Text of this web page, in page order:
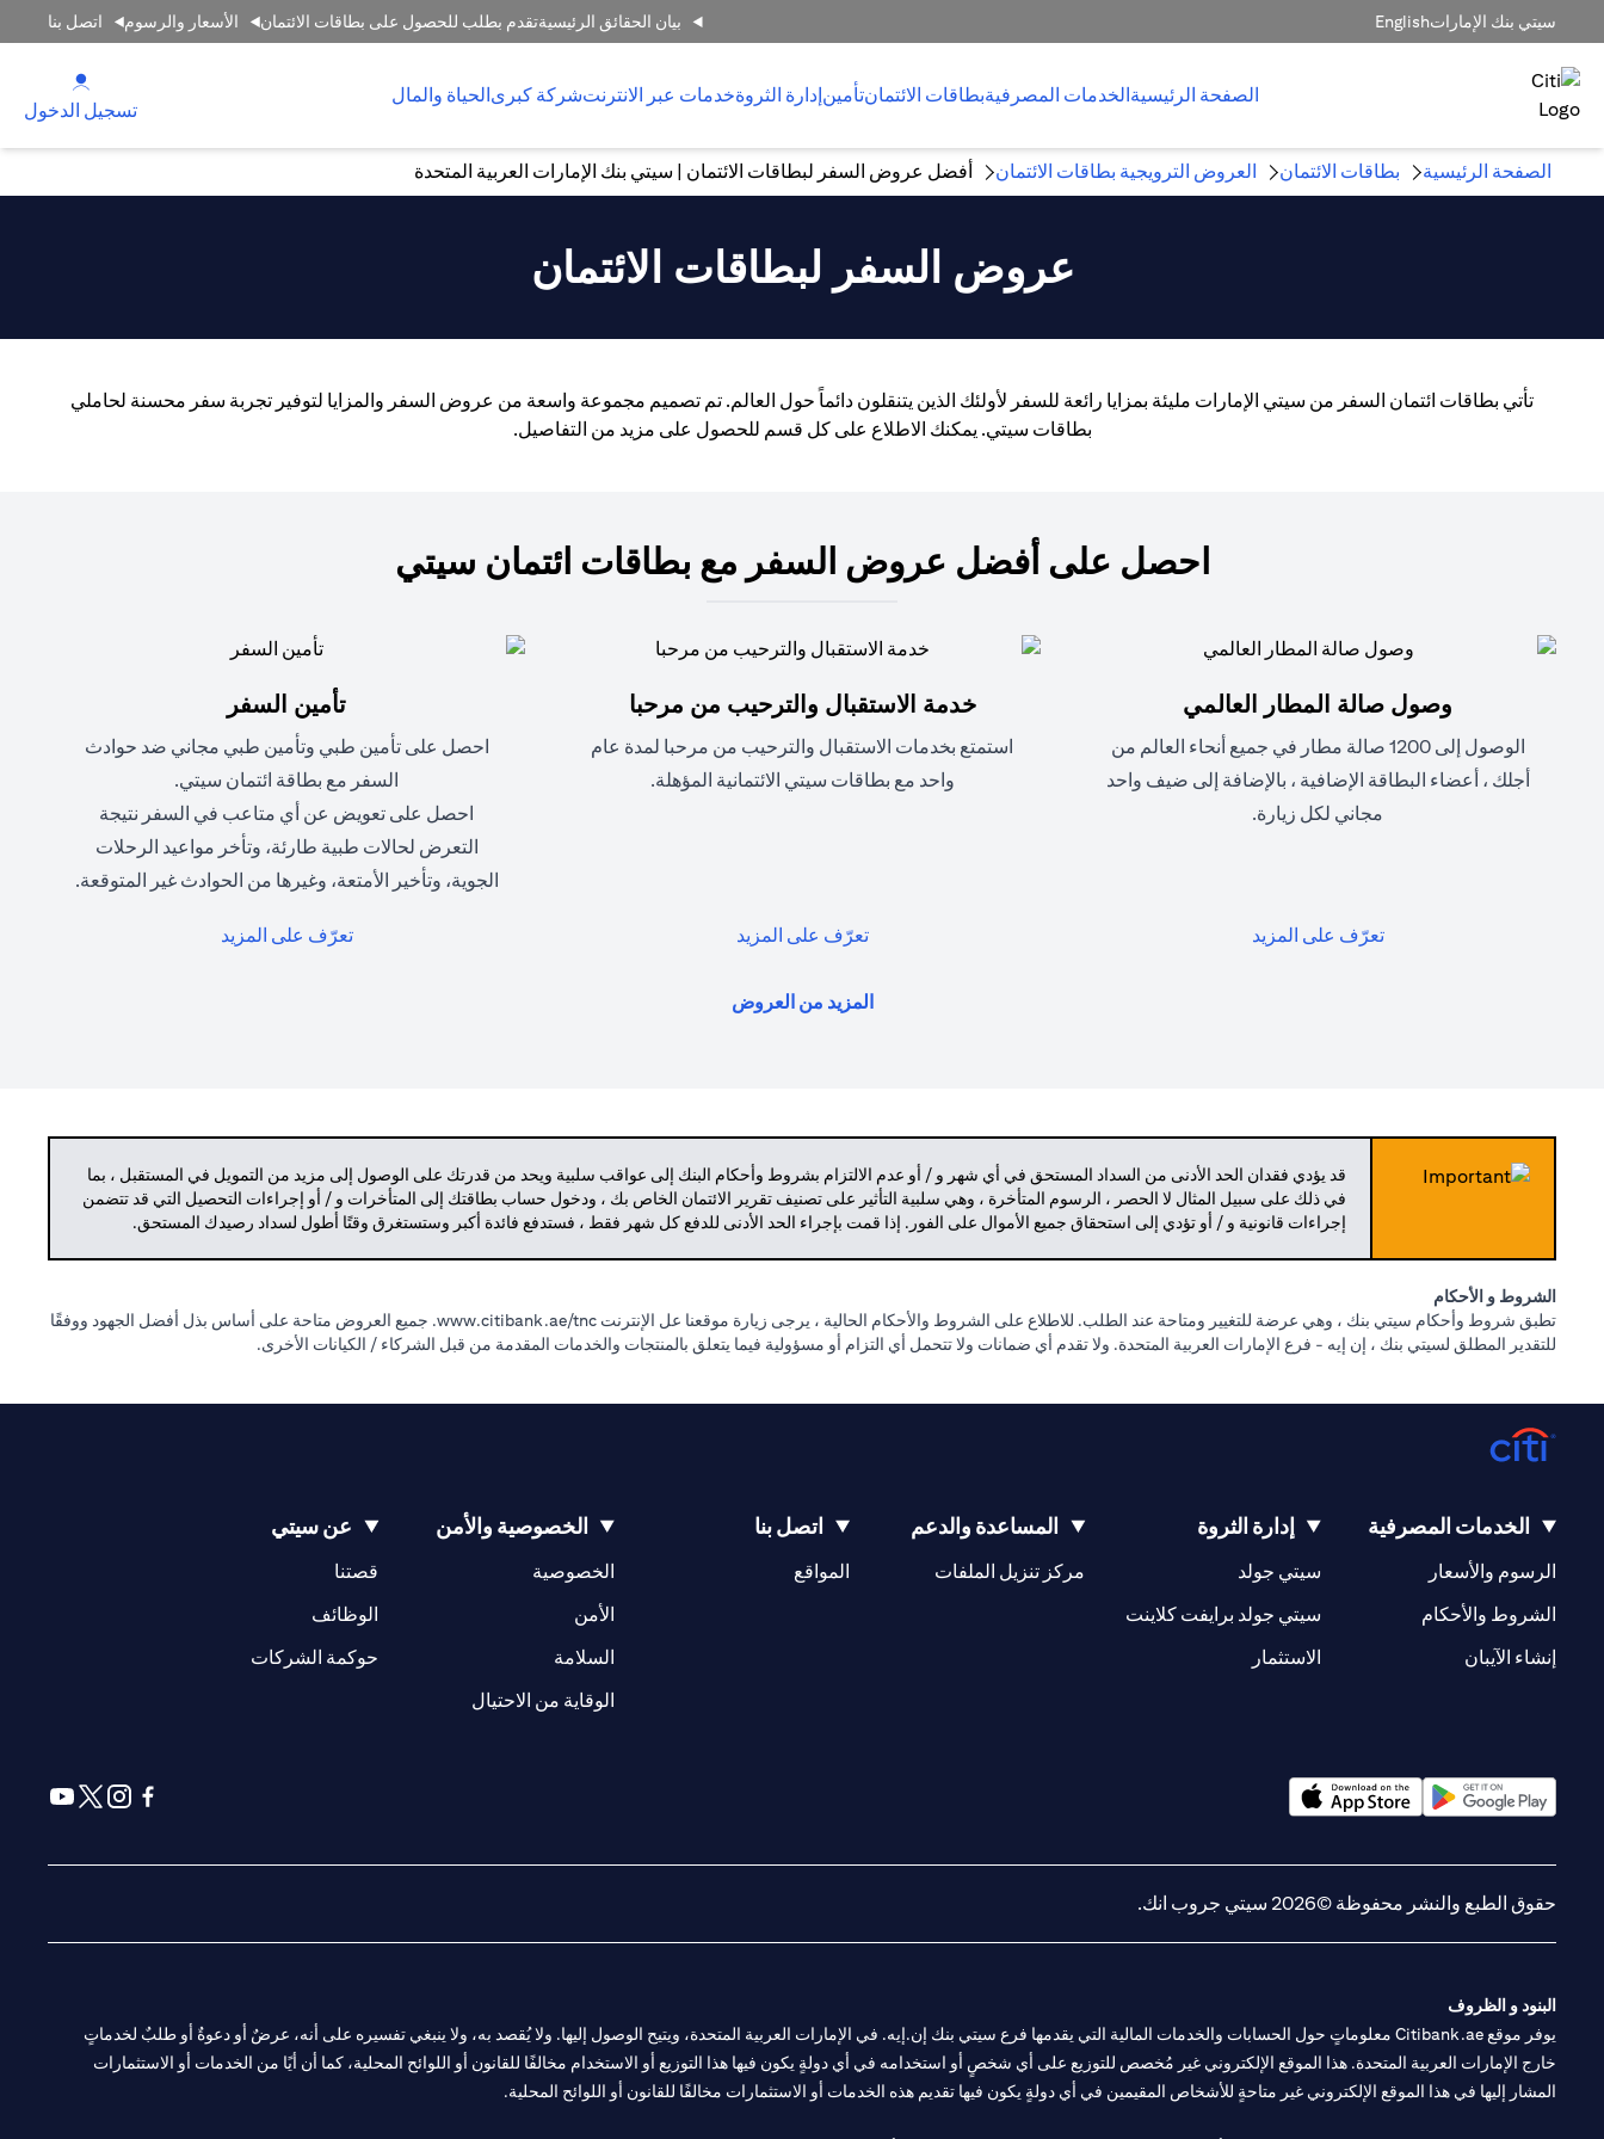
سيتي بنك الإماراتEnglish بيان الحقائق الرئيسيةتقدم بطلب للحصول على بطاقات الائتمان الأسعار والرسوم اتصل بنا
الصفحة الرئيسيةالخدمات المصرفيةبطاقات الائتمانتأمينإدارة الثروةخدمات عبر الانترنتشركة كبرىالحياة والمال
تسجيل الدخول
الصفحة الرئيسية بطاقات الائتمان العروض الترويجية بطاقات الائتمان أفضل عروض السفر لبطاقات الائتمان | سيتي بنك الإمارات العربية المتحدة
عروض السفر لبطاقات الائتمان
تأتي بطاقات ائتمان السفر من سيتي الإمارات مليئة بمزايا رائعة للسفر لأولئك الذين يتنقلون دائماً حول العالم. تم تصميم مجموعة واسعة من عروض السفر والمزايا لتوفير تجربة سفر محسنة لحاملي
بطاقات سيتي. يمكنك الاطلاع على كل قسم للحصول على مزيد من التفاصيل.
احصل على أفضل عروض السفر مع بطاقات ائتمان سيتي
وصول صالة المطار العالمي
الوصول إلى 1200 صالة مطار في جميع أنحاء العالم من
أجلك ، أعضاء البطاقة الإضافية ، بالإضافة إلى ضيف واحد
مجاني لكل زيارة.
تعرّف على المزيد
خدمة الاستقبال والترحيب من مرحبا
استمتع بخدمات الاستقبال والترحيب من مرحبا لمدة عام
واحد مع بطاقات سيتي الائتمانية المؤهلة.
تعرّف على المزيد
تأمين السفر
احصل على تأمين طبي وتأمين طبي مجاني ضد حوادث
السفر مع بطاقة ائتمان سيتي.
احصل على تعويض عن أي متاعب في السفر نتيجة
التعرض لحالات طبية طارئة، وتأخر مواعيد الرحلات
الجوية، وتأخير الأمتعة، وغيرها من الحوادث غير المتوقعة.
تعرّف على المزيد
المزيد من العروض
قد يؤدي فقدان الحد الأدنى من السداد المستحق في أي شهر و / أو عدم الالتزام بشروط وأحكام البنك إلى عواقب سلبية ويحد من قدرتك على الوصول إلى مزيد من التمويل في المستقبل ، بما
في ذلك على سبيل المثال لا الحصر ، الرسوم المتأخرة ، وهي سلبية التأثير على تصنيف تقرير الائتمان الخاص بك ، ودخول حساب بطاقتك إلى المتأخرات و / أو إجراءات التحصيل التي قد تتضمن
إجراءات قانونية و / أو تؤدي إلى استحقاق جميع الأموال على الفور. إذا قمت بإجراء الحد الأدنى للدفع كل شهر فقط ، فستدفع فائدة أكبر وستستغرق وقتًا أطول لسداد رصيدك المستحق.
الشروط و الأحكام
تطبق شروط وأحكام سيتي بنك ، وهي عرضة للتغيير ومتاحة عند الطلب. للاطلاع على الشروط والأحكام الحالية ، يرجى زيارة موقعنا عل الإنترنت www.citibank.ae/tnc. جميع العروض متاحة على أساس بذل أفضل الجهود ووفقًا
للتقدير المطلق لسيتي بنك ، إن إيه - فرع الإمارات العربية المتحدة. ولا تقدم أي ضمانات ولا تتحمل أي التزام أو مسؤولية فيما يتعلق بالمنتجات والخدمات المقدمة من قبل الشركاء / الكيانات الأخرى.
الخدمات المصرفية
الرسوم والأسعار
الشروط والأحكام
إنشاء الآيبان
إدارة الثروة
سيتي جولد
سيتي جولد برايفت كلاينت
الاستثمار
المساعدة والدعم
مركز تنزيل الملفات
اتصل بنا
المواقع
(opens in a new tab)
الخصوصية والأمن
الخصوصية
الأمن
السلامة
الوقاية من الاحتيال
عن سيتي
قصتنا
(opens in a new tab)
الوظائف
(opens in a new tab)
حوكمة الشركات
(opens in a new tab)
حقوق الطبع والنشر محفوظة ©2026 سيتي جروب انك.
البنود و الظروف
يوفر موقع Citibank.ae معلوماتٍ حول الحسابات والخدمات المالية التي يقدمها فرع سيتي بنك إن.إيه. في الإمارات العربية المتحدة، ويتيح الوصول إليها. ولا يُقصد به، ولا ينبغي تفسيره على أنه، عرضٌ أو دعوةٌ أو طلبٌ لخدماتٍ
خارج الإمارات العربية المتحدة. هذا الموقع الإلكتروني غير مُخصص للتوزيع على أي شخصٍ أو استخدامه في أي دولةٍ يكون فيها هذا التوزيع أو الاستخدام مخالفًا للقانون أو اللوائح المحلية، كما أن أيًا من الخدمات أو الاستثمارات
المشار إليها في هذا الموقع الإلكتروني غير متاحةٍ للأشخاص المقيمين في أي دولةٍ يكون فيها تقديم هذه الخدمات أو الاستثمارات مخالفًا للقانون أو اللوائح المحلية.